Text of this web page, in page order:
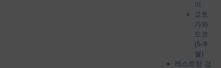
이
교토
가와
도코
(5-9
월)
레스토랑 검